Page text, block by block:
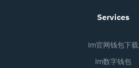
Services
Im官网钱包下载
Im数字钱包